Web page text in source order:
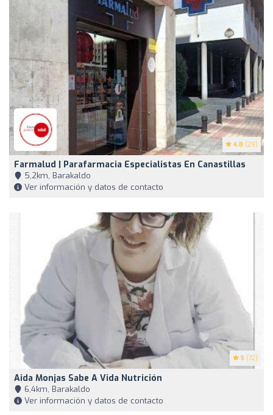
4.8 (29)
Farmalud | Parafarmacia Especialistas En Canastillas
5,2km, Barakaldo
Ver información y datos de contacto
5 (72)
Aida Monjas Sabe A Vida Nutrición
6,4km, Barakaldo
Ver información y datos de contacto